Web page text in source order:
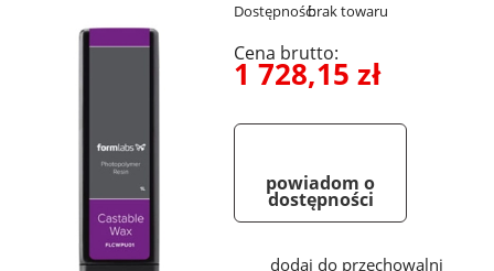
Dostępność:brak towaru
Cena brutto:
1 728,15 zł
powiadom o
dostępności
dodaj do przechowalni